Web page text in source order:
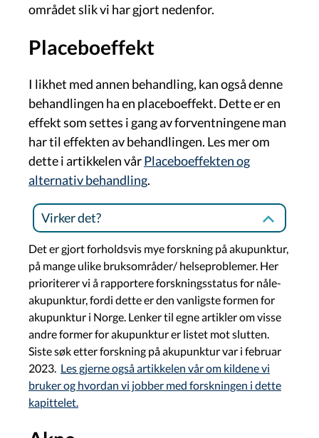
området slik vi har gjort nedenfor.
Placeboeffekt
I likhet med annen behandling, kan også denne
behandlingen ha en placeboeffekt. Dette er en
effekt som settes i gang av forventningene man
har til effekten av behandlingen. Les mer om
dette i artikkelen vårPlaceboeffekten og
alternativ behandling.
Virker det?
Det er gjort forholdsvis mye forskning på akupunktur,
på mange ulike bruksområder/ helseproblemer. Her
prioriterer vi å rapportere forskningsstatus for nåle-
akupunktur, fordi dette er den vanligste formen for
akupunktur i Norge. Lenker til egne artikler om visse
andre former for akupunktur er listet mot slutten.
Siste søk etter forskning på akupunktur var i februar
2023. Les gjerne også artikkelen vår om kildene vi
bruker og hvordan vi jobber med forskningen i dette
kapittelet.